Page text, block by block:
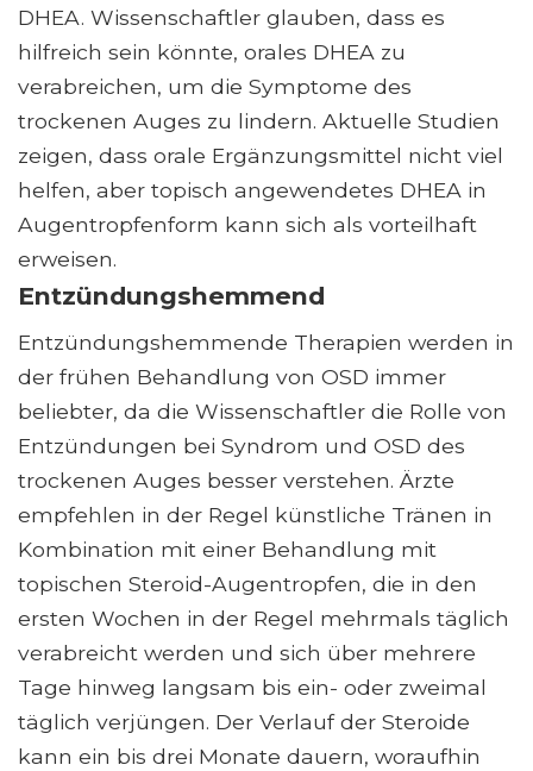
DHEA. Wissenschaftler glauben, dass es
hilfreich sein könnte, orales DHEA zu
verabreichen, um die Symptome des
trockenen Auges zu lindern. Aktuelle Studien
zeigen, dass orale Ergänzungsmittel nicht viel
helfen, aber topisch angewendetes DHEA in
Augentropfenform kann sich als vorteilhaft
erweisen.
Entzündungshemmend
Entzündungshemmende Therapien werden in
der frühen Behandlung von OSD immer
beliebter, da die Wissenschaftler die Rolle von
Entzündungen bei Syndrom und OSD des
trockenen Auges besser verstehen. Ärzte
empfehlen in der Regel künstliche Tränen in
Kombination mit einer Behandlung mit
topischen Steroid-Augentropfen, die in den
ersten Wochen in der Regel mehrmals täglich
verabreicht werden und sich über mehrere
Tage hinweg langsam bis ein- oder zweimal
täglich verjüngen. Der Verlauf der Steroide
kann ein bis drei Monate dauern, woraufhin